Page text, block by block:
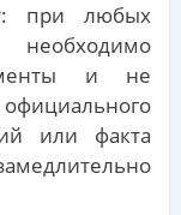
при любых
и не
или факта